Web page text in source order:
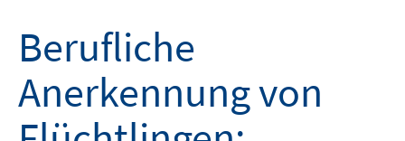
Berufliche
Anerkennung von